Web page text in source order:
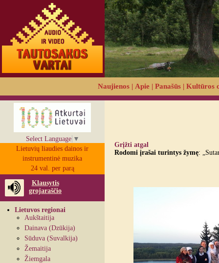
Naujienos | Apie | Panašūs | Kultūros
Select Language ▼
Lietuvių liaudies dainos ir
instrumentinė muzika
24 val. per parą
Klausytis
grojaraščio
Lietuvos regionai
Aukštaitija
Dainava (Dzūkija)
Sūduva (Suvalkija)
Žemaitija
Žiemgala
Grįžti atgal
Rodomi įrašai turintys žymę: